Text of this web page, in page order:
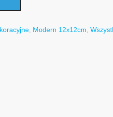
, Modern 12x12cm